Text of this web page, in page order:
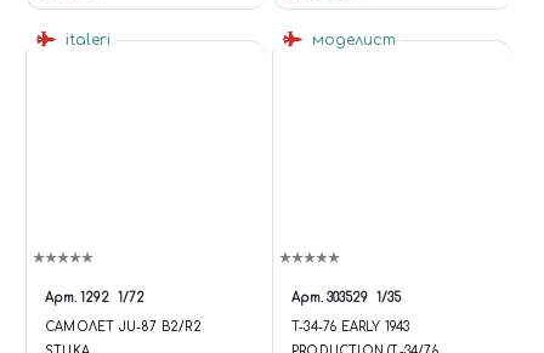
italeri
Арт. 1292 1/72
САМОЛЕТ JU-87 B2/R2
моделист
Арт. 303529 1/35
T-34-76 EARLY 1943